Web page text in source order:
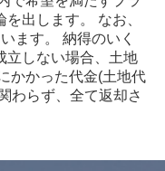
出します。 なお、
ます。 納得のいく
立しない場合、土地
かかった代金(土地代
わらず、全て返却さ